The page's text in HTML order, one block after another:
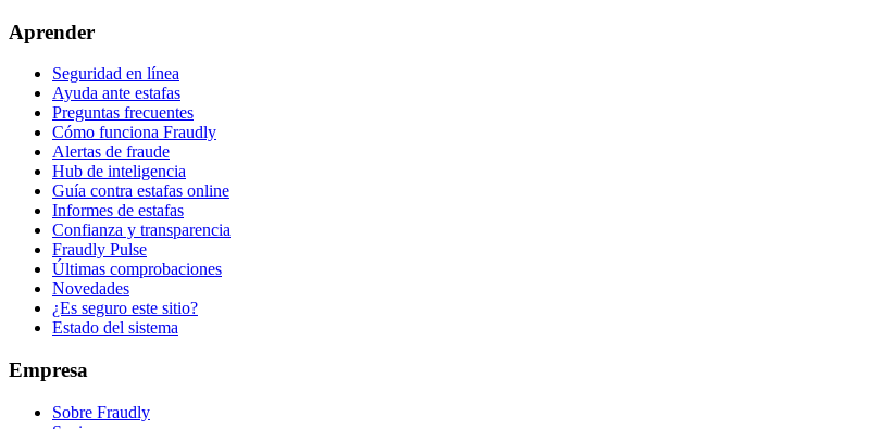
Aprender
Seguridad en línea
Ayuda ante estafas
Preguntas frecuentes
Cómo funciona Fraudly
Alertas de fraude
Hub de inteligencia
Guía contra estafas online
Informes de estafas
Confianza y transparencia
Fraudly Pulse
Últimas comprobaciones
Novedades
¿Es seguro este sitio?
Estado del sistema
Empresa
Sobre Fraudly